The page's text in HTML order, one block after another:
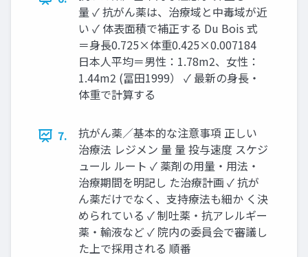
量 ✓ 抗がん薬は、治療域と中毒域が近
い ✓ 体表面積で補正する Du Bois 式
＝身長0.725×体重0.425×0.007184
日本人平均＝男性：1.78m2、女性：
1.44m2 (冨田1999） ✓ 最新の身長・
体重で計算する
7.
抗がん薬／基本的な注意事項 正しい
治療法 レジメン 量 量 投与速度 スケジ
ュール ルート ✓ 薬剤の用量・用法・
治療期間を明記し た治療計画 ✓ 抗が
ん薬だけでなく、支持療法も細か く決
められている ✓ 制吐薬・抗アレルギー
薬・輸液など ✓ 院内の委員会で審議し
た上で採用される 順番